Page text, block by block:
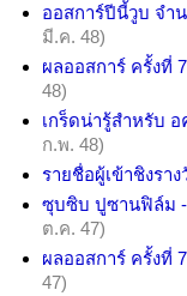
ออสการ์ปีนี้วูบ จำ
มี.ค. 48)
ผลออสการ์ ครั้งที่
48)
เกร็ดน่ารู้สำหรับ
ก.พ. 48)
รายชื่อผู้เข้าชิงรา
ซุบซิบ ปูซานฟิล์ม -
ต.ค. 47)
ผลออสการ์ ครั้งที่
47)